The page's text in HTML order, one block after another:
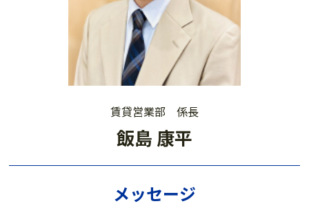
賃貸営業部 係長
飯島 康平
メッセージ